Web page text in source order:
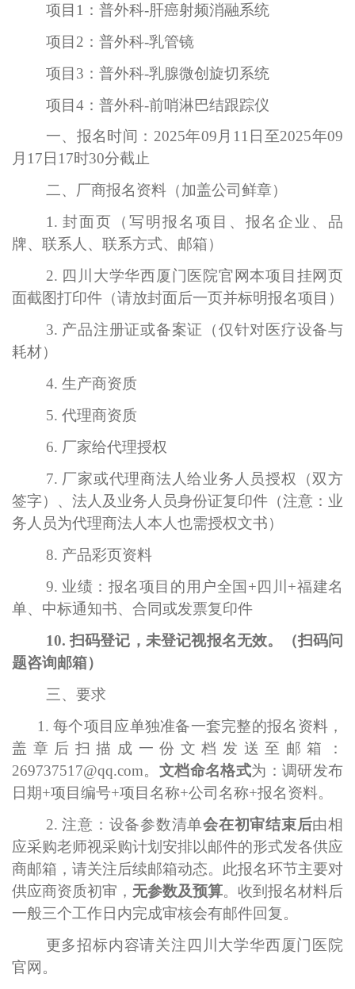
项目 1：普外科-肝癌射频消融系统
项目 2 ：普外科-乳管镜
项目 3 ：普外科-乳腺微创旋切系统
项目4：普外科-前哨淋巴结跟踪仪
一、报名时间： 2025年09月 11 日至2025年09
月 17 日 17时30分截止
二、厂商报名资料（加盖公司鲜章）
1. 封面页（写明报名项目、报名企业、品
牌、联系人、联系方式、邮箱）
2. 四川大学华西厦门医院官网本项目挂网页
面截图打印件（请放封面后一页并标明报名项目）
3. 产品注册证或备案证（仅针对医疗设备与
耗材）
4. 生产商资质
5. 代理商资质
6. 厂家给代理授权
7. 厂家或代理商法人给业务人员授权（双方
签字）、法人及业务人员身份证复印件（注意：业
务人员为代理商法人本人也需授权文书）
8. 产品彩页资料
9. 业绩：报名项目的用户全国+四川+福建名
单、中标通知书、合同或发票复印件
10. 扫码登记，未登记视报名无效。（扫码问
题咨询邮箱）
三、要求
1. 每个项目应单独准备一套完整的报名资料，
盖章后扫描成一份文档发送至邮箱：
269737517@qq.com。 文档命名格式为：调研发布
日期+项目编号+项目名称+公司名称+报名资料。
2. 注意：设备参数清单会在初审结束后由相
应采购老师视采购计划安排以邮件的形式发各供应
商邮箱，请关注后续邮箱动态。此报名环节主要对
供应商资质初审， 无参数及预算。收到报名材料后
一般三个工作日内完成审核会有邮件回复。
更多招标内容请关注四川大学华西厦门医院
官网。